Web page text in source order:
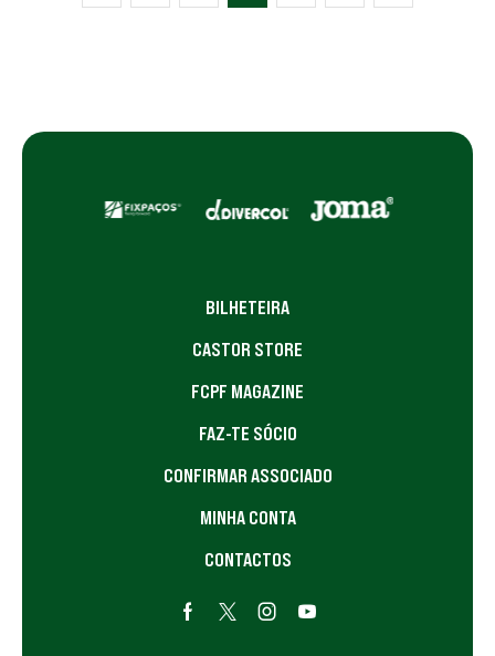
BILHETEIRA
CASTOR STORE
FCPF MAGAZINE
FAZ-TE SÓCIO
CONFIRMAR ASSOCIADO
MINHA CONTA
CONTACTOS